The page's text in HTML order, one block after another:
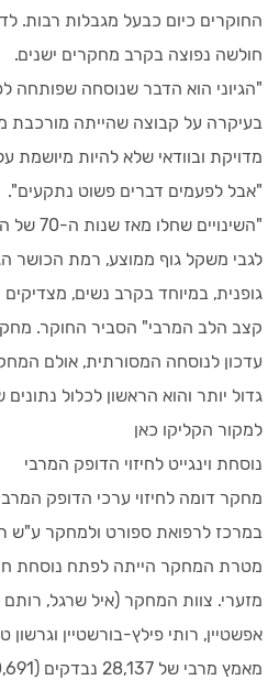
החוקרים כיום כבעל מגבלות רבות.
חולשה נפוצה בקרב מחקרים ישנים.
בעיקרה על קבוצה שהייתה מורכבת
מדויקת ובוודאי שלא להיות מיושמת
"אבל לפעמים דברים פשוט נתקעים".
לגבי משקל גוף ממוצע, רמת הכושר
גופנית, במיוחד בקרב נשים,
קצב הלב המרבי" הסביר החוקר.
עדכון לנוסחה המסורתית, אולם
גדול יותר והוא הראשון לכלול
למקור הקליקו כאן
נוסחת וינגייט לחיזוי הדופק המרבי
מחקר דומה לחיזוי ערכי הדופק
במרכז לרפואת ספורט ולמחקר ע"ש
מטרת המחקר הייתה לפתח נוסחת
מזערי. צוות המחקר (איל שרגל, רותם
אפשטיין, רותי פילץ-בורשטיין